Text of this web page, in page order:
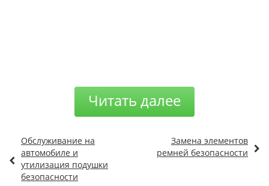
Читать далее
Обслуживание на
автомобиле и
утилизация подушки
безопасности
Замена элементов
ремней безопасности